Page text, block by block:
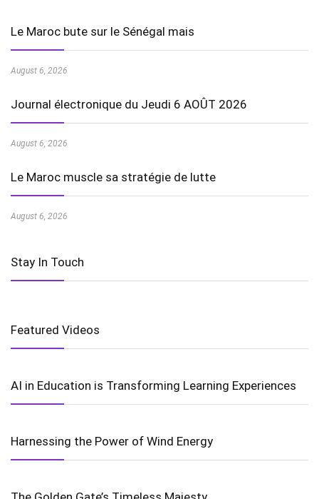
Le Maroc bute sur le Sénégal mais
August 6, 2026
Journal électronique du Jeudi 6 AOÛT 2026
August 6, 2026
Le Maroc muscle sa stratégie de lutte
August 6, 2026
Stay In Touch
Featured Videos
AI in Education is Transforming Learning Experiences
Harnessing the Power of Wind Energy